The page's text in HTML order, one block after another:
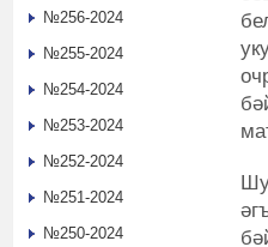
№256-2024
№255-2024
№254-2024
№253-2024
№252-2024
№251-2024
№250-2024